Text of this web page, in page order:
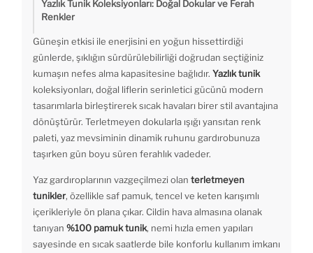
Yazlık Tunik Koleksiyonları: Doğal Dokular ve Ferah
Renkler
Güneşin etkisi ile enerjisini en yoğun hissettirdiği
günlerde, şıklığın sürdürülebilirliği doğrudan seçtiğiniz
kumaşın nefes alma kapasitesine bağlıdır. Yazlık tunik
koleksiyonları, doğal liflerin serinletici gücünü modern
tasarımlarla birleştirerek sıcak havaları birer stil avantajına
dönüştürür. Terletmeyen dokularla ışığı yansıtan renk
paleti, yaz mevsiminin dinamik ruhunu gardırobunuza
taşırken gün boyu süren ferahlık vadeder.
Yaz gardıroplarının vazgeçilmezi olan terletmeyen
tunikler, özellikle saf pamuk, tencel ve keten karışımlı
içerikleriyle ön plana çıkar. Cildin hava almasına olanak
tanıyan %100 pamuk tunik, nemi hızla emen yapıları
sayesinde en sıcak saatlerde bile konforlu kullanım imkanı